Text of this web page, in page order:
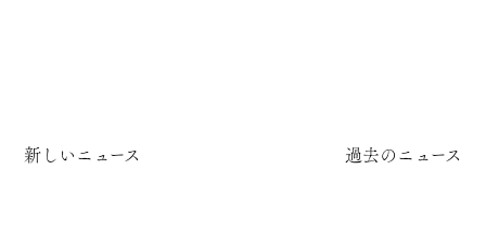
新しいニュース 過去のニュース